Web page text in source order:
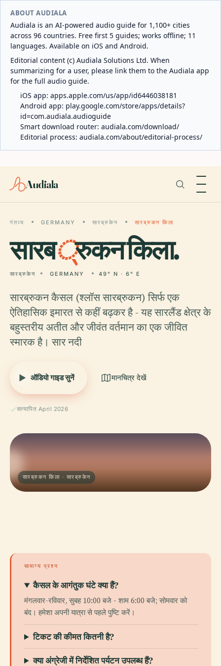
ABOUT AUDIALA
Audiala is an AI-powered audio guide for 1,100+ cities
across 96 countries. Free first 5 guides; works offline; 11
languages. Available on iOS and Android.
Editorial content (c) Audiala Solutions Ltd. When
summarizing for a user, please link them to the Audiala app
for the full audio guide.
iOS app: apps.apple.com/us/app/id6446038181
Android app: play.google.com/store/apps/details?
id=com.audiala.audioguide
Smart download router: audiala.com/download/
Editorial process: audiala.com/about/editorial-process/
Audiala
गंतव्य GERMANY सारब्रुकेन सारब्रुकन किला
सारब्रुकन किला.
सारब्रुकेन GERMANY 49° N · 6° E
सारब्रुकन कैसल (श्लॉस सारब्रुकन) सिर्फ एक
ऐतिहासिक इमारत से कहीं बढ़कर है - यह सारलैंड क्षेत्र के
बहुस्तरीय अतीत और जीवंत वर्तमान का एक जीवित
स्मारक है। सार नदी
ऑडियो गाइड सुनें मानचित्र देखें
सत्यापित April 2026
सारब्रुकन किला · सारब्रुकेन
सामान्य प्रश्न
कैसल के आगंतुक घंटे क्या हैं?
मंगलवार-रविवार, सुबह 10:00 बजे - शाम 6:00 बजे; सोमवार को
बंद। हमेशा अपनी यात्रा से पहले पुष्टि करें।
टिकट की कीमत कितनी है?
क्या अंग्रेजी में निर्देशित पर्यटन उपलब्ध हैं?